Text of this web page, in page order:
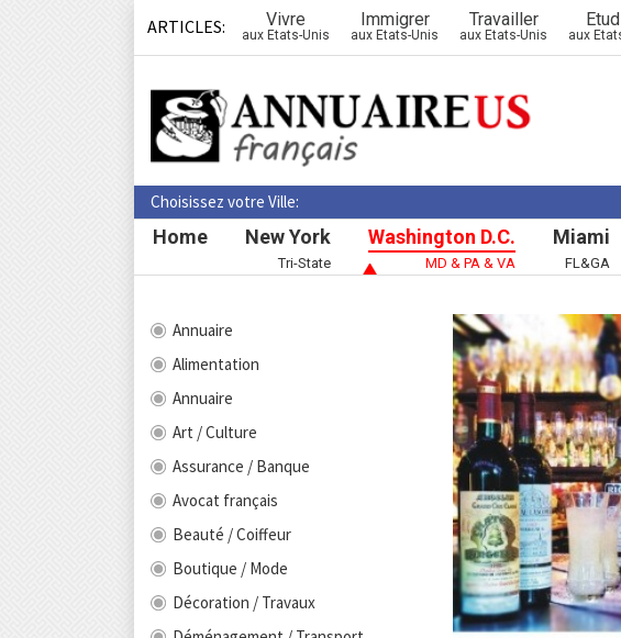
ARTICLES: Vivre
aux Etats-Unis
Immigrer
aux Etats-Unis
Travailler
aux Etats-Unis aux
Choisissez votre Ville:
Home New York
Tri-State
Washington D.C.
MD & PA & VA
Miami
FL&GA
Annuaire
Alimentation
Annuaire
Art / Culture
Assurance / Banque
Avocat français
Beauté / Coiffeur
Boutique / Mode
Décoration / Travaux